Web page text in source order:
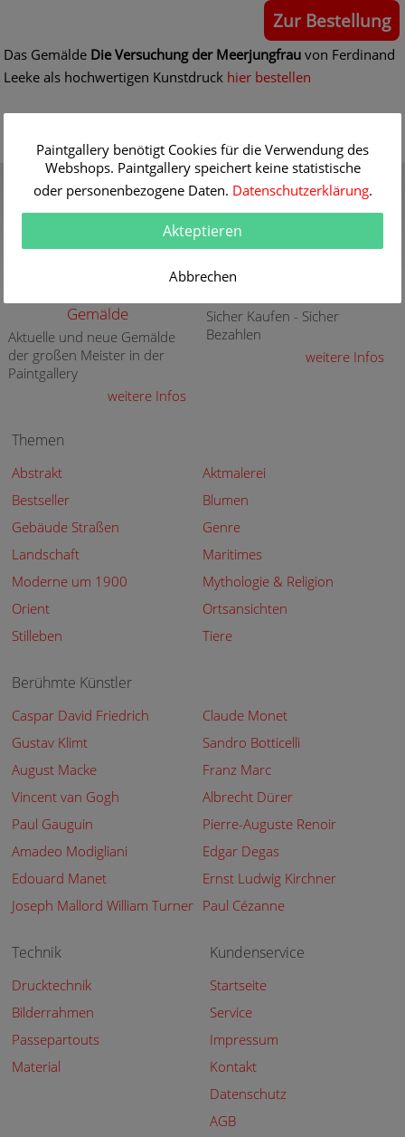
Zur Bestellung
Das Gemälde Die Versuchung der Meerjungfrau von Ferdinand
Leeke als hochwertigen Kunstdruck hier bestellen
Gutschein
Verschenken Sie einen
Gutschein für eine
Qualität
30 Jahre Erfahrung mit
hochwertigen Gemälde-
Reproduktionen
Gemälde
Aktuelle und neue Gemälde
der großen Meister in der
Paintgallery
weitere Infos
Sicher Kaufen - Sicher
Bezahlen
weitere Infos
Themen
Abstrakt
Aktmalerei
Bestseller
Blumen
Gebäude Straßen
Genre
Landschaft
Maritimes
Moderne um 1900
Mythologie & Religion
Orient
Ortsansichten
Stilleben
Tiere
Berühmte Künstler
Caspar David Friedrich
Claude Monet
Gustav Klimt
Sandro Botticelli
August Macke
Franz Marc
Vincent van Gogh
Albrecht Dürer
Paul Gauguin
Pierre-Auguste Renoir
Amadeo Modigliani
Edgar Degas
Edouard Manet
Ernst Ludwig Kirchner
Joseph Mallord William Turner Paul Cézanne
Technik
Drucktechnik
Bilderrahmen
Passepartouts
Material
Kundenservice
Startseite
Service
Impressum
Kontakt
Datenschutz
AGB
Paintgallery benötigt Cookies für die Verwendung des
Webshops. Paintgallery speichert keine statistische
oder personenbezogene Daten. Datenschutzerklärung.
Akteptieren
Abbrechen